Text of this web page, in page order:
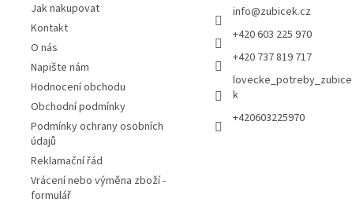
Jak nakupovat
Kontakt
O nás
Napište nám
Hodnocení obchodu
Obchodní podmínky
Podmínky ochrany osobních
údajů
Reklamační řád
Vrácení nebo výměna zboží -
formulář
info@zubicek.cz
+420 603 225 970
+420 737 819 717
lovecke_potreby_zubice
k
+420603225970